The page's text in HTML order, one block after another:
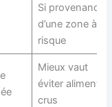
Si provenance
d’une zone à
risque
Mieux vaut
éviter aliments
crus